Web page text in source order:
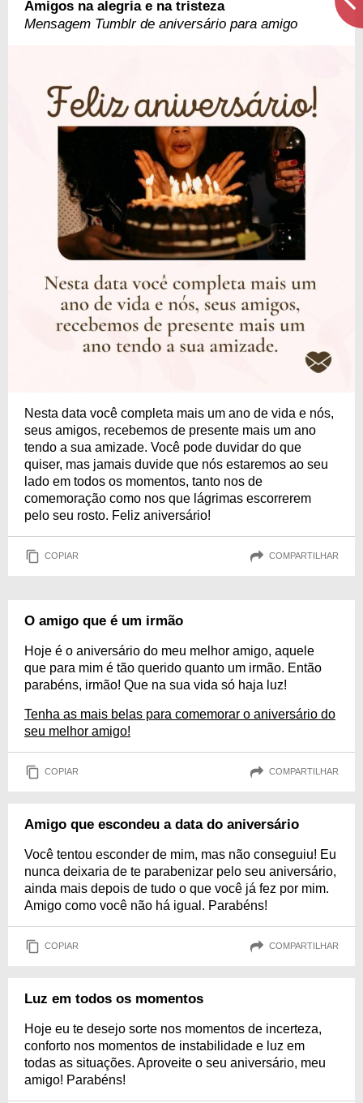
Amigos na alegria e na tristeza
Mensagem Tumblr de aniversário para amigo
Nesta data você completa mais um ano de vida e nós,
seus amigos, recebemos de presente mais um ano
tendo a sua amizade. Você pode duvidar do que
quiser, mas jamais duvide que nós estaremos ao seu
lado em todos os momentos, tanto nos de
comemoração como nos que lágrimas escorrerem
pelo seu rosto. Feliz aniversário!
COPIAR COMPARTILHAR
O amigo que é um irmão
Hoje é o aniversário do meu melhor amigo, aquele
que para mim é tão querido quanto um irmão. Então
parabéns, irmão! Que na sua vida só haja luz!
Tenha as mais belas para comemorar o aniversário do
seu melhor amigo!
COPIAR COMPARTILHAR
Amigo que escondeu a data do aniversário
Você tentou esconder de mim, mas não conseguiu! Eu
nunca deixaria de te parabenizar pelo seu aniversário,
ainda mais depois de tudo o que você já fez por mim.
Amigo como você não há igual. Parabéns!
COPIAR COMPARTILHAR
Luz em todos os momentos
Hoje eu te desejo sorte nos momentos de incerteza,
conforto nos momentos de instabilidade e luz em
todas as situações. Aproveite o seu aniversário, meu
amigo! Parabéns!